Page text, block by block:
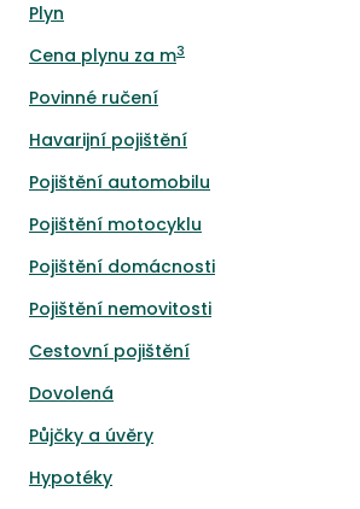
Plyn
Cena plynu za m3
Povinné ručení
Havarijní pojištění
Pojištění automobilu
Pojištění motocyklu
Pojištění domácnosti
Pojištění nemovitosti
Cestovní pojištění
Dovolená
Půjčky a úvěry
Hypotéky